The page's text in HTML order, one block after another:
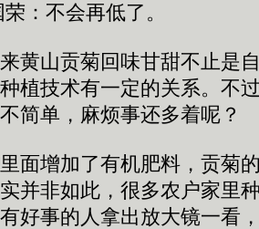
不会再低了。
山贡菊回味甘甜不止是
植技术有一定的关系。不
简单，麻烦事还多着呢？
增加了有机肥料，贡菊
并非如此，很多农户家里
好事的人拿出放大镜一看